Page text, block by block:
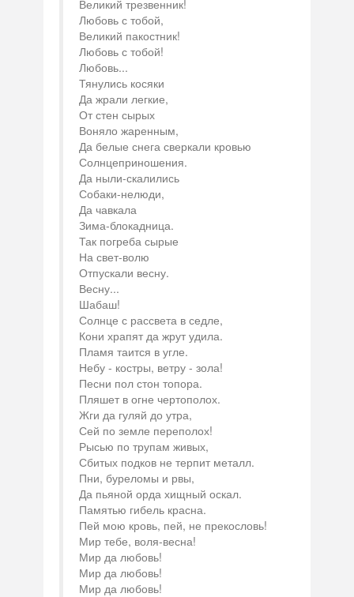
Великий трезвенник!
Любовь с тобой,
Великий пакостник!
Любовь с тобой!
Любовь...
Тянулись косяки
Да жрали легкие,
От стен сырых
Воняло жаренным,
Да белые снега сверкали кровью
Солнцеприношения.
Да ныли-скалились
Собаки-нелюди,
Да чавкала
Зима-блокадница.
Так погреба сырые
На свет-волю
Отпускали весну.
Весну...
Шабаш!
Солнце с рассвета в седле,
Кони храпят да жрут удила.
Пламя таится в угле.
Небу - костры, ветру - зола!
Песни пол стон топора.
Пляшет в огне чертополох.
Жги да гуляй до утра,
Сей по земле переполох!
Рысью по трупам живых,
Сбитых подков не терпит металл.
Пни, буреломы и рвы,
Да пьяной орда хищный оскал.
Памятью гибель красна.
Пей мою кровь, пей, не прекословь!
Мир тебе, воля-весна!
Мир да любовь!
Мир да любовь!
Мир да любовь!